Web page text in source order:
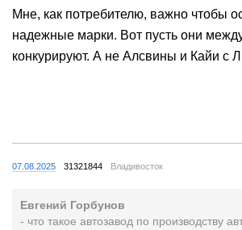
Мне, как потребителю, важно чтобы
надежные марки. Вот пусть они
конкурируют. А не Алсвины и Кайи с
07.08.2025 31321844 Владивосток
Евгений Горбунов
- что такое автозавод по производству